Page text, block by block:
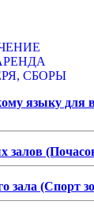
СБОРЫ
языку для
залов
зала (Спорт